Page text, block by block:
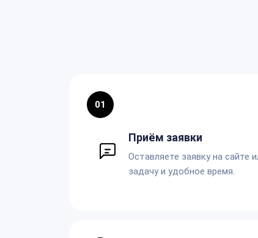
01
Приём заявки
Оставляете заявку на сайте
задачу и удобное время.